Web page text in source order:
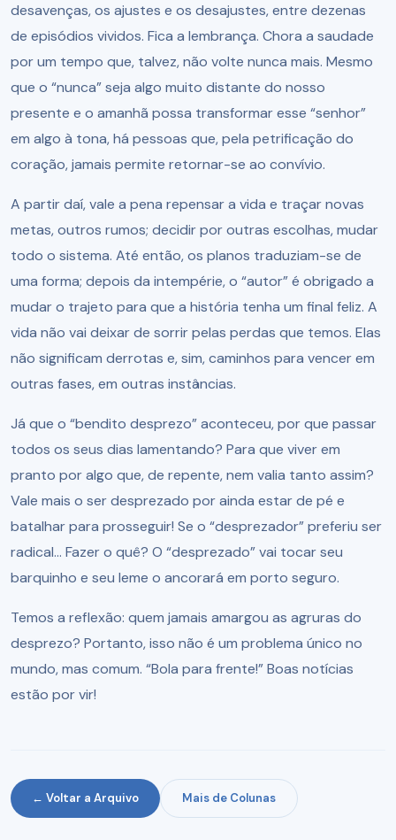
desavenças, os ajustes e os desajustes, entre dezenas
de episódios vividos. Fica a lembrança. Chora a saudade
por um tempo que, talvez, não volte nunca mais. Mesmo
que o “nunca” seja algo muito distante do nosso
presente e o amanhã possa transformar esse “senhor”
em algo à tona, há pessoas que, pela petrificação do
coração, jamais permite retornar-se ao convívio.
A partir daí, vale a pena repensar a vida e traçar novas
metas, outros rumos; decidir por outras escolhas, mudar
todo o sistema. Até então, os planos traduziam-se de
uma forma; depois da intempérie, o “autor” é obrigado a
mudar o trajeto para que a história tenha um final feliz. A
vida não vai deixar de sorrir pelas perdas que temos. Elas
não significam derrotas e, sim, caminhos para vencer em
outras fases, em outras instâncias.
Já que o “bendito desprezo” aconteceu, por que passar
todos os seus dias lamentando? Para que viver em
pranto por algo que, de repente, nem valia tanto assim?
Vale mais o ser desprezado por ainda estar de pé e
batalhar para prosseguir! Se o “desprezador” preferiu ser
radical... Fazer o quê? O “desprezado” vai tocar seu
barquinho e seu leme o ancorará em porto seguro.
Temos a reflexão: quem jamais amargou as agruras do
desprezo? Portanto, isso não é um problema único no
mundo, mas comum. “Bola para frente!” Boas notícias
estão por vir!
← Voltar a Arquivo Mais de Colunas